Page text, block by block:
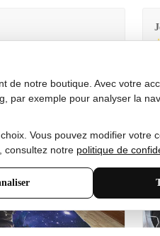
de notre boutique. Avec votre
par exemple pour analyser la
Vous pouvez modifier votre
consultez notre politique de